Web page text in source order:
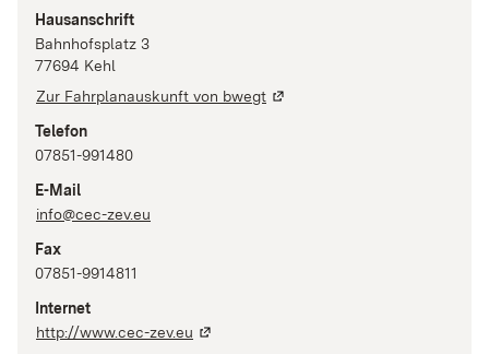
Hausanschrift
Bahnhofsplatz 3
77694 Kehl
Zur Fahrplanauskunft von bwegt
Telefon
07851-991480
E-Mail
info@cec-zev.eu
Fax
07851-9914811
Internet
http://www.cec-zev.eu